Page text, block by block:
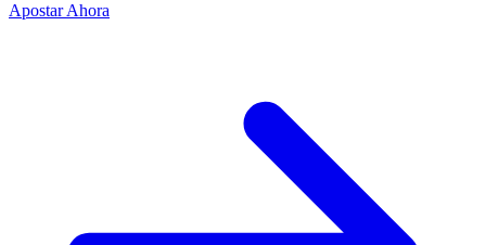
Apostar Ahora